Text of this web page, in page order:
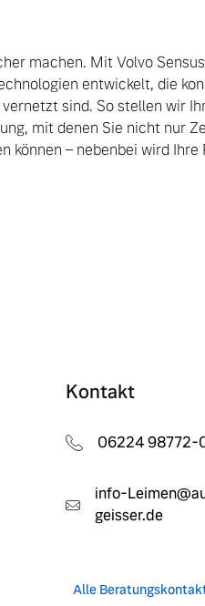
Vielzahl von Original Volvo
machen. Mit Volvo
entwickelt, die
sind. So stellen wir
mit denen Sie nicht nur
können – nebenbei wird Ihre
Kontakt
06224 98772-
info-
geisser.de
Alle